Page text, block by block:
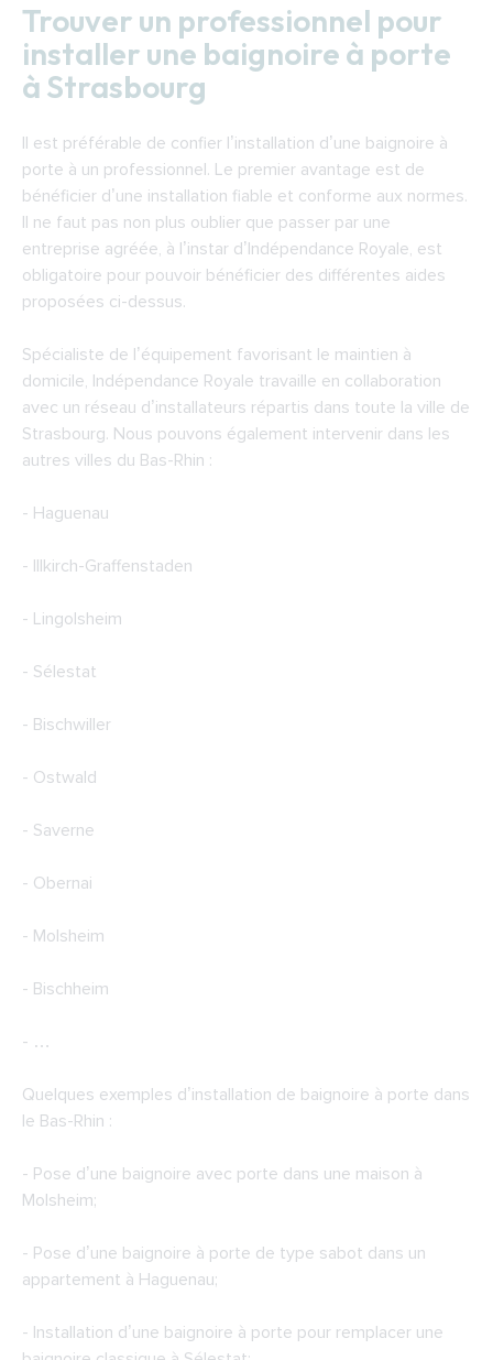
Trouver un professionnel pour
installer une baignoire à porte
à Strasbourg
Il est préférable de confier l’installation d’une baignoire à
porte à un professionnel. Le premier avantage est de
bénéficier d’une installation fiable et conforme aux normes.
Il ne faut pas non plus oublier que passer par une
entreprise agréée, à l’instar d’Indépendance Royale, est
obligatoire pour pouvoir bénéficier des différentes aides
proposées ci-dessus.
Spécialiste de l’équipement favorisant le maintien à
domicile, Indépendance Royale travaille en collaboration
avec un réseau d’installateurs répartis dans toute la ville de
Strasbourg. Nous pouvons également intervenir dans les
autres villes du Bas-Rhin :
- Haguenau
- Illkirch-Graffenstaden
- Lingolsheim
- Sélestat
- Bischwiller
- Ostwald
- Saverne
- Obernai
- Molsheim
- Bischheim
- …
Quelques exemples d’installation de baignoire à porte dans
le Bas-Rhin :
- Pose d’une baignoire avec porte dans une maison à
Molsheim;
- Pose d’une baignoire à porte de type sabot dans un
appartement à Haguenau;
- Installation d’une baignoire à porte pour remplacer une